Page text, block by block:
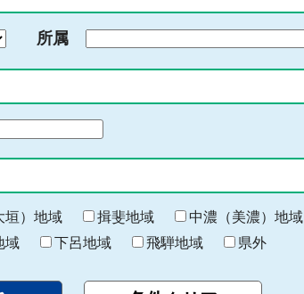
所属
垣）地域 揖斐地域 中濃（美濃）地域
域 下呂地域 飛騨地域 県外